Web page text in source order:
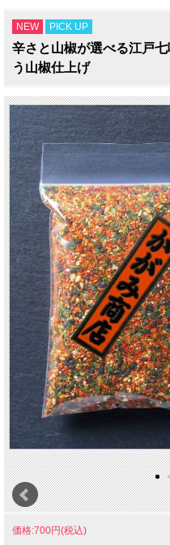
NEW PICK UP
辛さと山椒が選べる江
う山椒仕上げ
価格:700円(税込)